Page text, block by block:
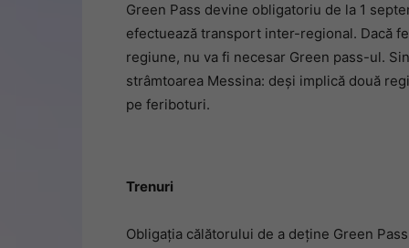
Green Pass devine obligatoriu de la 1
efectuează transport inter-regional. Dacă
regiune, nu va fi necesar Green pass-ul.
strâmtoarea Messina: deși implică două
pe feriboturi.
Trenuri
Obligația călătorului de a deține Green